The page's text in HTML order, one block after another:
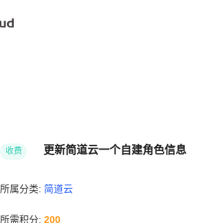
收费 更新简道云一个自建角色信息
所属分类:简道云
所需积分:200